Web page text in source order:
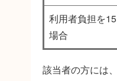
利用者負担を
場合
該当者の方には